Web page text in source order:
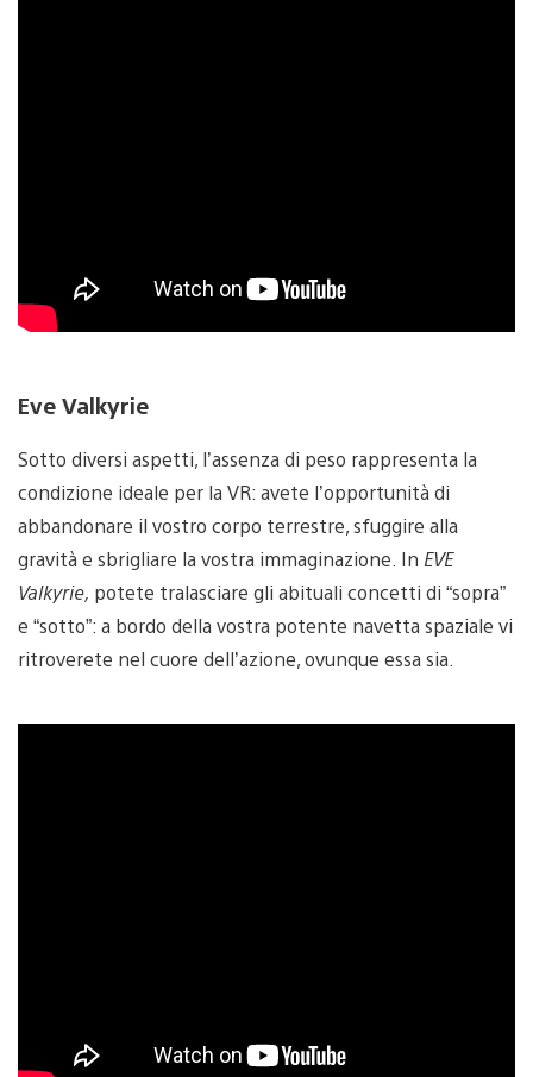
Eve Valkyrie
Sotto diversi aspetti, l’assenza di peso rappresenta la
condizione ideale per la VR: avete l’opportunità di
abbandonare il vostro corpo terrestre, sfuggire alla
gravità e sbrigliare la vostra immaginazione. In EVE
Valkyrie, potete tralasciare gli abituali concetti di “sopra”
e “sotto”: a bordo della vostra potente navetta spaziale vi
ritroverete nel cuore dell’azione, ovunque essa sia.